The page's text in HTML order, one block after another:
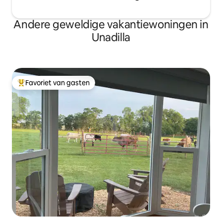
Andere geweldige vakantiewoningen in
Unadilla
Topfavoriet van gasten
Favoriet van gasten